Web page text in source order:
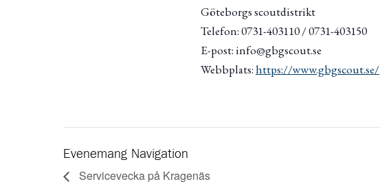
Göteborgs scoutdistrikt
Telefon: 0731-403110 / 0731-403150
E-post: info@gbgscout.se
Webbplats:https://www.gbgscout.se/
Evenemang Navigation
Servicevecka på Kragenäs